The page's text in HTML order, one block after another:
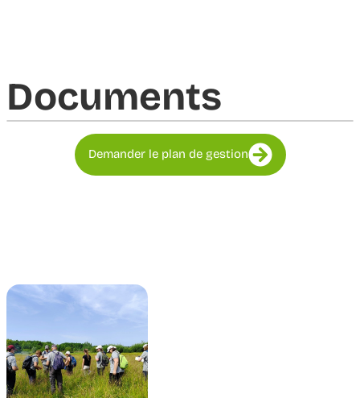
Documents​
Demander le plan de gestion